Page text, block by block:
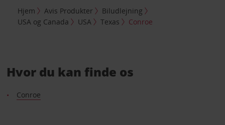
Hjem Avis Produkter
Biludlejning
USA og Canada
USA Texas Conroe
Hvor du kan finde os
Conroe